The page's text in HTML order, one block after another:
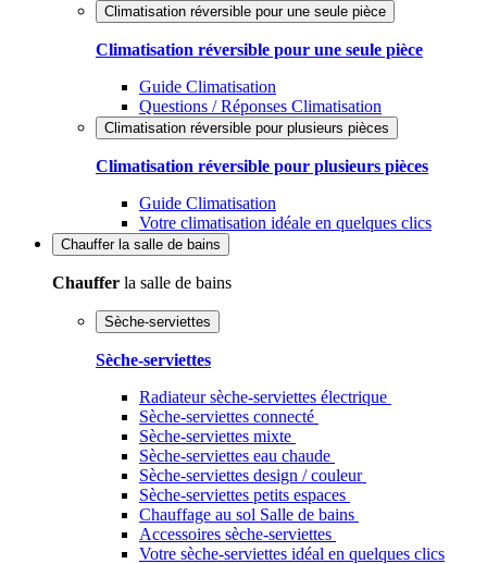
Climatisation réversible pour une seule pièce
Climatisation réversible pour une seule pièce
Guide Climatisation
Questions / Réponses Climatisation
Climatisation réversible pour plusieurs pièces
Climatisation réversible pour plusieurs pièces
Guide Climatisation
Votre climatisation idéale en quelques clics
Chauffer la salle de bains
Chauffer la salle de bains
Sèche-serviettes
Sèche-serviettes
Radiateur sèche-serviettes électrique
Sèche-serviettes connecté
Sèche-serviettes mixte
Sèche-serviettes eau chaude
Sèche-serviettes design / couleur
Sèche-serviettes petits espaces
Chauffage au sol Salle de bains
Accessoires sèche-serviettes
Votre sèche-serviettes idéal en quelques clics